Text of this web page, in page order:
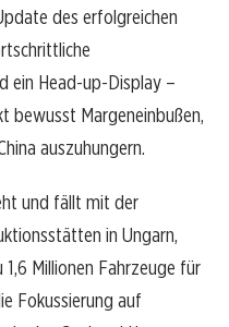
des erfolgreichen
ein Head-up-Display –
bewusst Margeneinbußen,
auszuhungern.
und fällt mit der
in Ungarn,
Millionen Fahrzeuge für
Fokussierung auf